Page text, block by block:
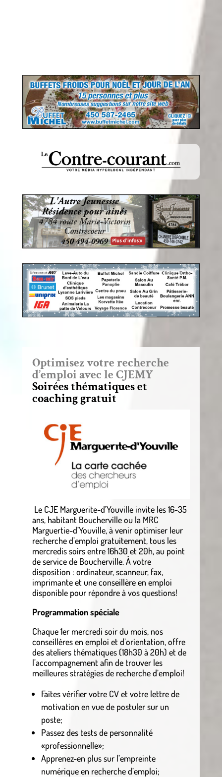
Optimisez votre recherche
d’emploi avec le CJEMY
Soirées thématiques et
coaching gratuit
Le CJE Marguerite-d’Youville invite les 16-35
ans, habitant Boucherville ou la MRC
Marguertie-d’Youville, à venir optimiser leur
recherche d’emploi gratuitement, tous les
mercredis soirs entre 16h30 et 20h, au point
de service de Boucherville. À votre
disposition : ordinateur, scanneur, fax,
imprimante et une conseillère en emploi
disponible pour répondre à vos questions!
Programmation spéciale
Chaque 1er mercredi soir du mois, nos
conseillères en emploi et d’orientation, offre
des ateliers thématiques (18h30 à 20h) et de
l’accompagnement afin de trouver les
meilleures stratégies de recherche d’emploi!
Faites vérifier votre CV et votre lettre de
motivation en vue de postuler sur un
poste;
Passez des tests de personnalité
«professionnelle»;
Apprenez-en plus sur l’empreinte
numérique en recherche d’emploi;